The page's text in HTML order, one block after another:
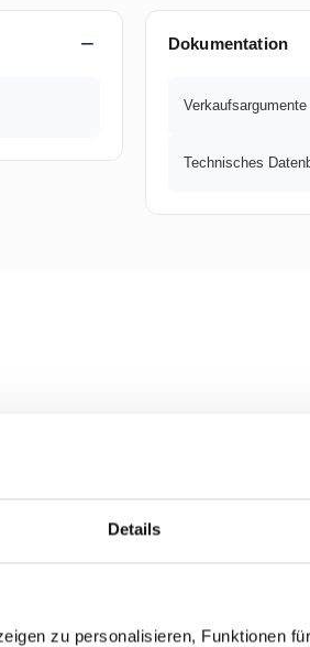
Details
zu personalisieren, Funktionen
Dokumentation
Technisches